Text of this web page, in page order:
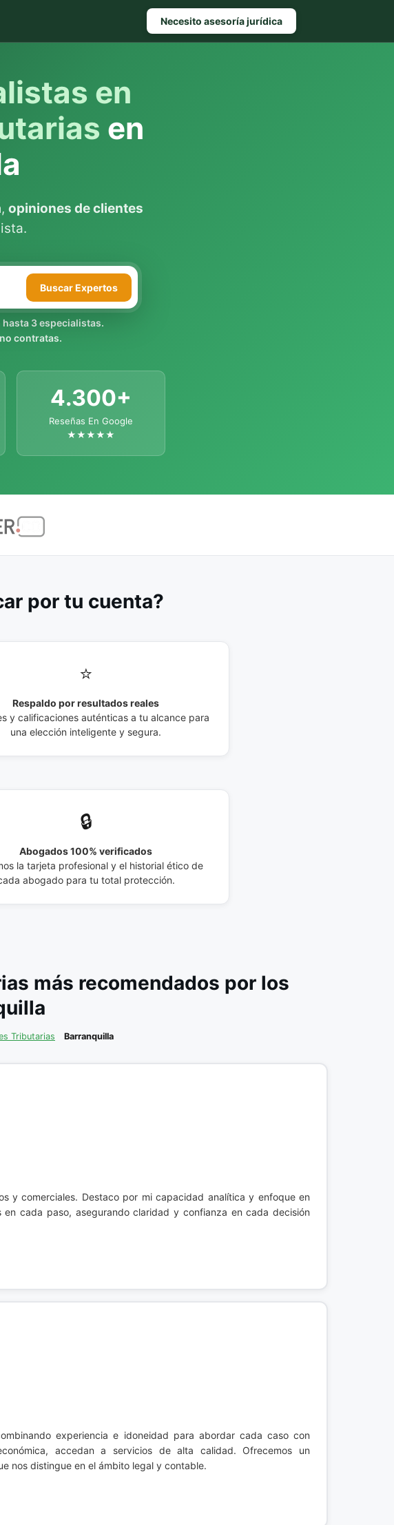
Necesito asesoría jurídica
en
en
, opiniones de clientes
BuscarExpertos
3 especialistas.
contratas.
4.300+
Reseñas En Google
★★★★★
por tu cuenta?
⭐
Respaldo por resultados reales
y calificaciones auténticas a tu alcance para
una elección inteligente y segura.
🔒
Abogados 100% verificados
la tarjeta profesional y el historial ético de
abogado para tu total protección.
más recomendados por los
Tributarias Barranquilla
y comerciales. Destaco por mi capacidad analítica y enfoque en
cada paso, asegurando claridad y confianza en cada decisión
experiencia e idoneidad para abordar cada caso con
accedan a servicios de alta calidad. Ofrecemos un
nos distingue en el ámbito legal y contable.